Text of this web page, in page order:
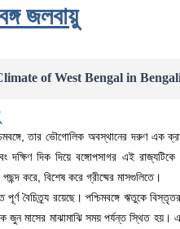
জলবায়ু
of West Bengal in
তার ভৌগোলিক অবস্থানের দরুণ এক
দক্ষিণ দিক দিয়ে বঙ্গোপসাগর এই
করে, বিশেষ করে গ্রীষ্মের মাসগুলিতে।
পূর্ণ বৈচিত্র্য রয়েছে। পশ্চিমবঙ্গে ঋতুকে
জুন মাসের মাঝামাঝি সময় পর্যন্ত স্থিত